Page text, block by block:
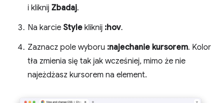
i kliknij Zbadaj.
Na karcie Style kliknij :hov.
Zaznacz pole wyboru :najechanie kursorem. Kolor
tła zmienia się tak jak wcześniej, mimo że nie
najeżdżasz kursorem na element.